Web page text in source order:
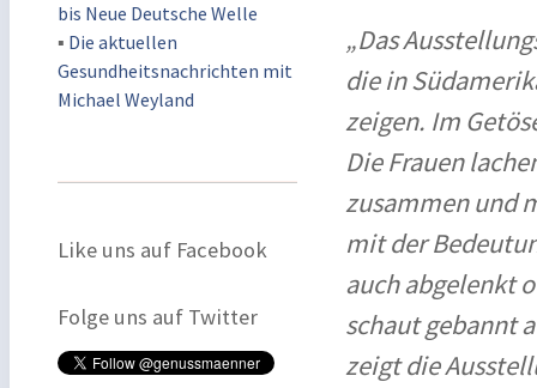
bis Neue Deutsche Welle
▪ Die aktuellen
Gesundheitsnachrichten mit
Michael Weyland
Like uns auf Facebook
Folge uns auf Twitter
„Das
die in
zeigen. Im
Die Frauen
zusammen und
mit der
auch abgelenkt
schaut gebannt
zeigt die